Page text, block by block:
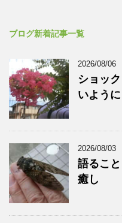
ブログ新着記事一覧
2026/08/06
ショッ
いように
2026/08/03
語るこ
癒し